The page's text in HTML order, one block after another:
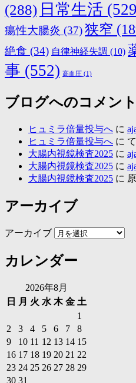
(288) 日常生活
瘍性大腸炎 (37)狭窄
絶食 (34) 自律神経失調 (10)
事 (552) 高血圧 (1)
ブログへのコメント
ヒュミラ倍量投与へ に
ヒュミラ倍量投与へ に
大腸内視鏡検査2025 に
大腸内視鏡検査2025 に
大腸内視鏡検査2025 に
アーカイブ
アーカイブ
カレンダー
2026年8月
日
月 火 水 木 金 土
1
2
3 4 5 6 7
8
9
10 11 12 13 14 15
16 17 18 19 20 21 22
23 24 25 26 27 28 29
30 31